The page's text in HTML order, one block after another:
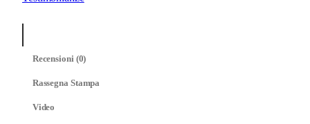
t
Recensioni (0)
Rassegna Stampa
Video